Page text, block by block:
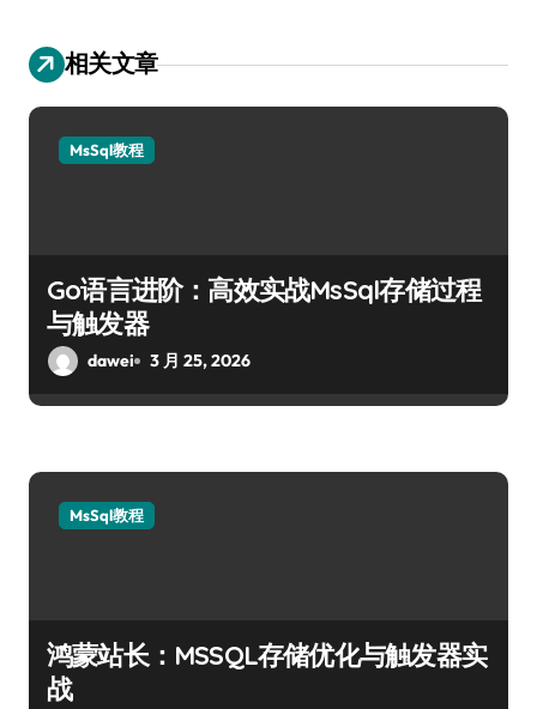
相关文章
MsSql教程
Go语言进阶：高效实战MsSql存储过程
与触发器
dawei 3 月 25, 2026
MsSql教程
鸿蒙站长：MSSQL存储优化与触发器实
战